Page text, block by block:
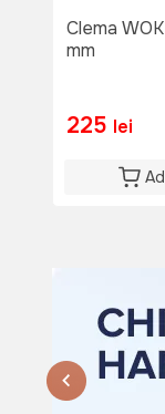
Clema
mm
225 lei